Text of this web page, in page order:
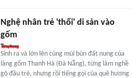
Nghệ nhân trẻ 'thổi' di sản vào
gốm
Sinh ra và lớn lên cùng mùi bùn đất nung của
làng gốm Thanh Hà (Đà Nẵng), từng làm nghề
gõ đầu trẻ, nhưng rồi tiếng gọi của quê hương